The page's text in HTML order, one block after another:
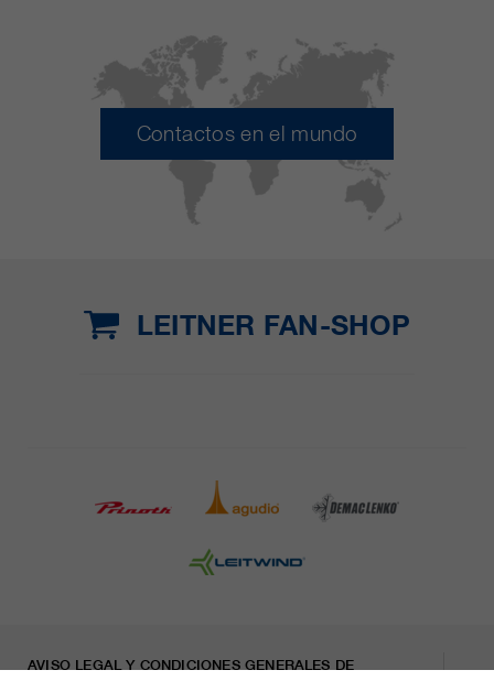
Contactos en el mundo
LEITNER FAN-SHOP
AVISO LEGAL Y CONDICIONES GENERALES DE